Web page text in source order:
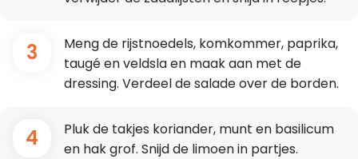
3
Meng de rijstnoedels, komkommer, paprika,
taugé en veldsla en maak aan met de
dressing. Verdeel de salade over de borden.
4
Pluk de takjes koriander, munt en basilicum
en hak grof. Snijd de limoen in partjes.